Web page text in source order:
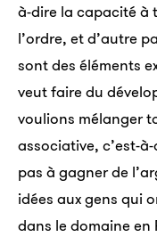
à-dire la capacité à
l’ordre, et d’autre
sont des éléments
veut faire du
voulions mélanger
associative, c’est-
pas à gagner de
idées aux gens qui
dans le domaine en